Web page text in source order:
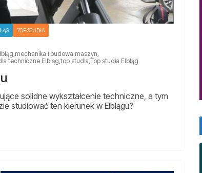
TOP STUDIA
mechanika i budowa maszyn
techniczne Elbląg top studia Top studia Elbląg
solidne wykształcenie techniczne, a tym
studiować ten kierunek w Elblągu?